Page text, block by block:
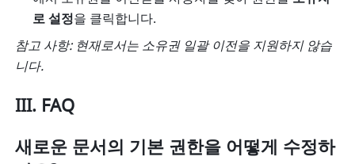
로 설정을 클릭합니다.
참고 사항: 현재로서는 소유권 일괄 이전을 지원하지 않습
니다.
III. FAQ
새로운 문서의 기본 권한을 어떻게 수정하